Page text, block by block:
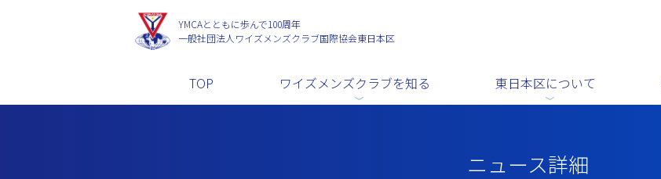
YMCAとともに歩んで100周年
一般社団法人 ワイズメンズクラブ国際協会東日本区
TOP ワイズメンズクラブを知る 東日本区について
ニュース詳細